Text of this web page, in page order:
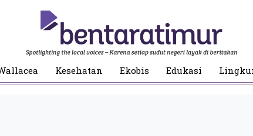
Kesehatan Ekobis Edukasi